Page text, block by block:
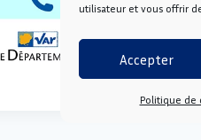
utilisateur et vous offrir
Accepter
Politique de